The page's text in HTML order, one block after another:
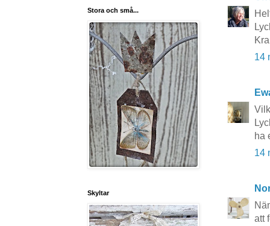
14
ha
14
att
Stora och små...
Skyltar